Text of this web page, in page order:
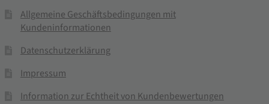
Allgemeine Geschäftsbedingungen mit
Kundeninformationen
Datenschutzerklärung
Impressum
Information zur Echtheit von Kundenbewertungen